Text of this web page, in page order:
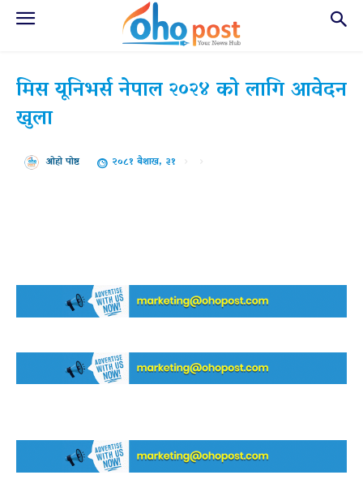
मिस यूनिभर्स नेपाल २०२४ को लागि आवेदन
खुला
ओहो पोष्ट २०८१ बैशाख, ३१